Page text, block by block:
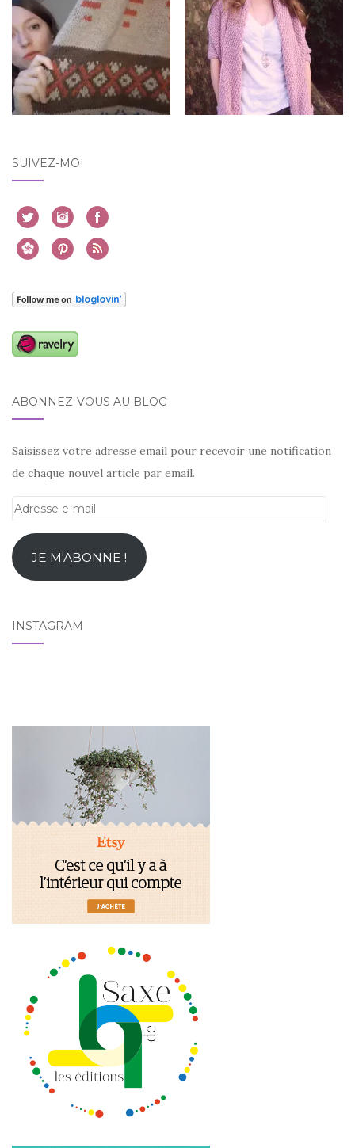
SUIVEZ-MOI
ABONNEZ-VOUS AU BLOG
Saisissez votre adresse email pour recevoir une notification
de chaque nouvel article par email.
Adresse
mailJE M'ABONNE !
INSTAGRAM